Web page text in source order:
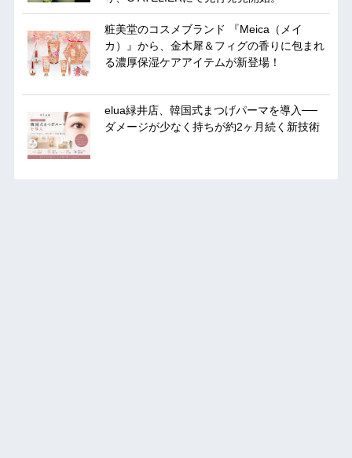
粧美堂のコスメブランド 『Meica（メイ
カ）』から、金木犀＆フィグの香りに包まれ
る濃厚保湿ケアアイテムが新登場！
elua緑井店、韓国式まつげパーマを導入──
ダメージが少なく持ちが約2ヶ月続く新技術